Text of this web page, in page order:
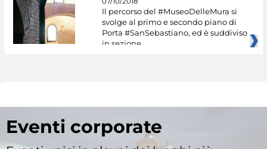
Il percorso del #MuseoDelleMura si
svolge al primo e secondo piano di
Porta #SanSebastiano, ed è suddiviso
in sezione
Eventi corporate